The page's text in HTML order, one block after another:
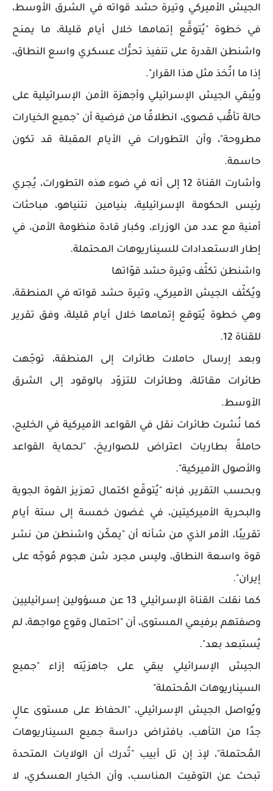
الجيش الأميركي وتيرة حشد قواته في الشرق الأوسط،
في خطوة "يُتوقَّع إتمامها خلال أيام قليلة، ما يمنح
واشنطن القدرة على تنفيذ تحرُّك عسكري واسع النطاق،
إذا ما اتُخذ مثل هذا القرار".
ويُبقي الجيش الإسرائيلي وأجهزة الأمن الإسرائيلية على
حالة تأهُّب قصوى، انطلاقًا من فرضية أن "جميع الخيارات
مطروحة"، وأن التطورات في الأيام المقبلة قد تكون
حاسمة.
وأشارت القناة 12 إلى أنه في ضوء هذه التطورات، يُجري
رئيس الحكومة الإسرائيلية، بنيامين نتنياهو، مباحثات
أمنية مع عدد من الوزراء، وكبار قادة منظومة الأمن، في
إطار الاستعدادات للسيناريوهات المحتملة.
واشنطن تكثّف وتيرة حشد قوّاتها
ويُكثّف الجيش الأميركي، وتيرة حشد قواته في المنطقة،
وهي خطوة يُتوقع إتمامها خلال أيام قليلة، وفق تقرير
للقناة 12.
وبعد إرسال حاملات طائرات إلى المنطقة، توجّهت
طائرات مقاتلة، وطائرات للتزوّد بالوقود إلى الشرق
الأوسط.
كما نُشرت طائرات نقل في القواعد الأميركية في الخليج،
حاملةً بطاريات اعتراض للصواريخ، "لحماية القواعد
والأصول الأميركية".
وبحسب التقرير، فإنه "يُتوقّع اكتمال تعزيز القوة الجوية
والبحرية الأميركيتين، في غضون خمسة إلى ستة أيام
تقريبًا، الأمر الذي من شأنه أن "يمكّن واشنطن من نشر
قوة واسعة النطاق، وليس مجرد شن هجوم مُوجّه على
إيران".
كما نقلت القناة الإسرائيلي 13 عن مسؤولين إسرائيليين
وصفتهم برفيعي المستوى، أن "احتمال وقوع مواجهة، لم
يُستبعد بعد".
الجيش الإسرائيلي يبقي على جاهزيّته إزاء "جميع
السيناريوهات المُحتملة"
ويُواصل الجيش الإسرائيلي، "الحفاظ على مستوى عالٍ
جدًا من التأهب، بافتراض دراسة جميع السيناريوهات
المُحتملة"، لإذ إن تل أبيب "تُدرك أن الولايات المتحدة
تبحث عن التوقيت المناسب، وأن الخيار العسكري، لا